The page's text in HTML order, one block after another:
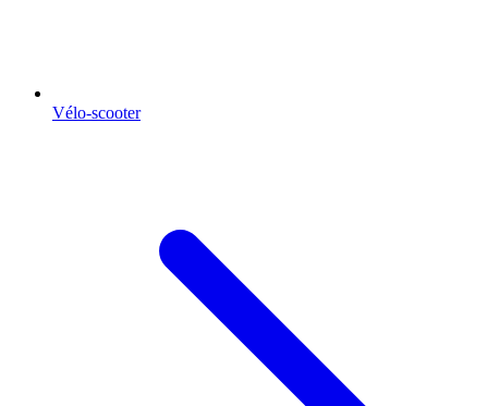
Vélo-scooter